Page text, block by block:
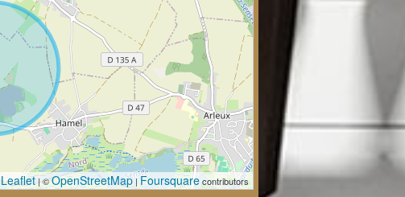
Leaflet | ©OpenStreetMap|Foursquarecontributors